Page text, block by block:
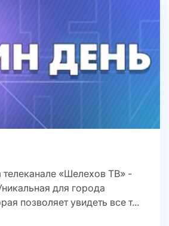
«Шелехов ТВ» -
для города
позволяет увидеть все т...